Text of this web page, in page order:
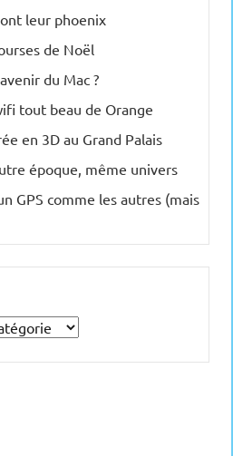
leur phoenix
de Noël
du Mac ?
tout beau de Orange
en 3D au Grand Palais
époque, même univers
GPS comme les autres (mais